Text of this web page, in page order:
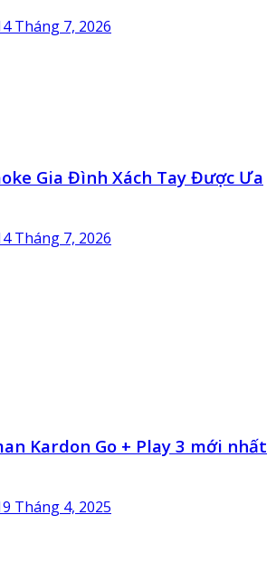
Tháng 7, 2026
Gia Đình Xách Tay Được Ưa
Tháng 7, 2026
Kardon Go + Play 3 mới nhất
Tháng 4, 2025